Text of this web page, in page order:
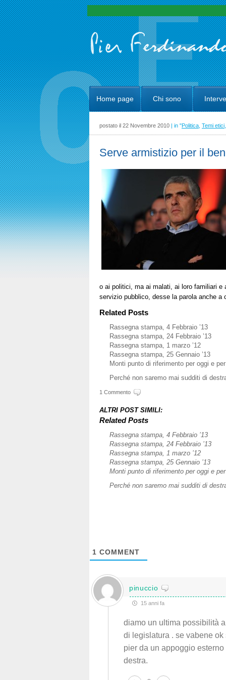
Home page Chi sono
postato il 22 Novembre 2010 | in "Politica Temi etici
Serve armistizio per il
o ai politici, ma ai malati, ai loro familiari e
servizio pubblico, desse la parola anche a
Related Posts
Rassegna stampa, 4 Febbraio ’13
Rassegna stampa, 24 Febbraio ’13
Rassegna stampa, 1 marzo ’12
Rassegna stampa, 25 Gennaio ’13
Monti punto di riferimento per oggi e
Perché non saremo mai sudditi di
1 Commento
ALTRI POST SIMILI:
Related Posts
Rassegna stampa, 4 Febbraio ’13
Rassegna stampa, 24 Febbraio ’13
Rassegna stampa, 1 marzo ’12
Rassegna stampa, 25 Gennaio ’13
Monti punto di riferimento per oggi e
Perché non saremo mai sudditi di
1 COMMENT
pinuccio
15 anni fa
diamo un ultima possibilità
di legislatura . se vabene ok
pier da un appoggio
destra.